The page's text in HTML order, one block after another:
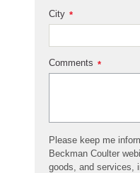
*
City
*
Comments
Please keep me
Beckman Coulter
goods, and services,